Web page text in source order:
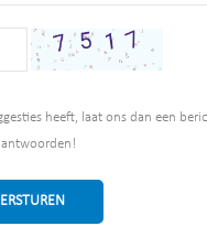
heeft, laat ons dan een